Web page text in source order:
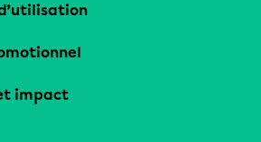
impact